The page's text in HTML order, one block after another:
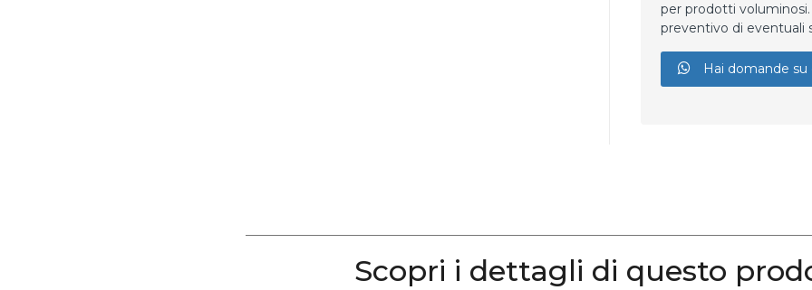
per prodotti
preventivo di eventuali
Hai domande
Scopri i dettagli di questo